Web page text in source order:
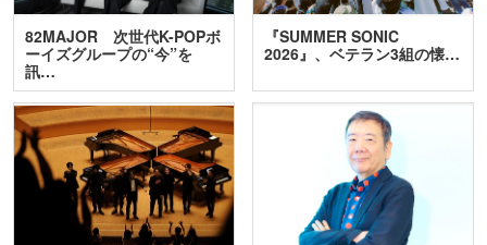
82MAJOR 次世代K-POPボ
ーイズグループの“今”を
訊…
『SUMMER SONIC
2026』、ベテラン3組の懐…